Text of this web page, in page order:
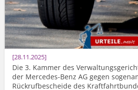
28.11.2025
Die 3. Kammer des
der Mercedes-Benz AG gegen
Rückrufbescheide des